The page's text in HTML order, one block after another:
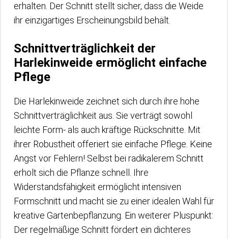
erhalten. Der Schnitt stellt sicher, dass die Weide
ihr einzigartiges Erscheinungsbild behält.
Schnittverträglichkeit der
Harlekinweide ermöglicht einfache
Pflege
Die Harlekinweide zeichnet sich durch ihre hohe
Schnittverträglichkeit aus. Sie verträgt sowohl
leichte Form- als auch kräftige Rückschnitte. Mit
ihrer Robustheit offeriert sie einfache Pflege. Keine
Angst vor Fehlern! Selbst bei radikalerem Schnitt
erholt sich die Pflanze schnell. Ihre
Widerstandsfähigkeit ermöglicht intensiven
Formschnitt und macht sie zu einer idealen Wahl für
kreative Gartenbepflanzung. Ein weiterer Pluspunkt:
Der regelmäßige Schnitt fördert ein dichteres